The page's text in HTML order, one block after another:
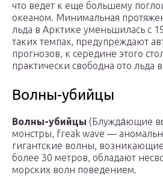
что ведет к еще большему
океаном. Минимальная
льда в Арктике уменьшилась с
таких темпах, предупреждают
прогнозов, к середине этого
практически свободна ото льда
Волны-убийцы
Волны-убийцы (Блужда́ющие
монстры, freak wave —
гигантские волны,
более 30 метров, обладают
морских волн поведением.